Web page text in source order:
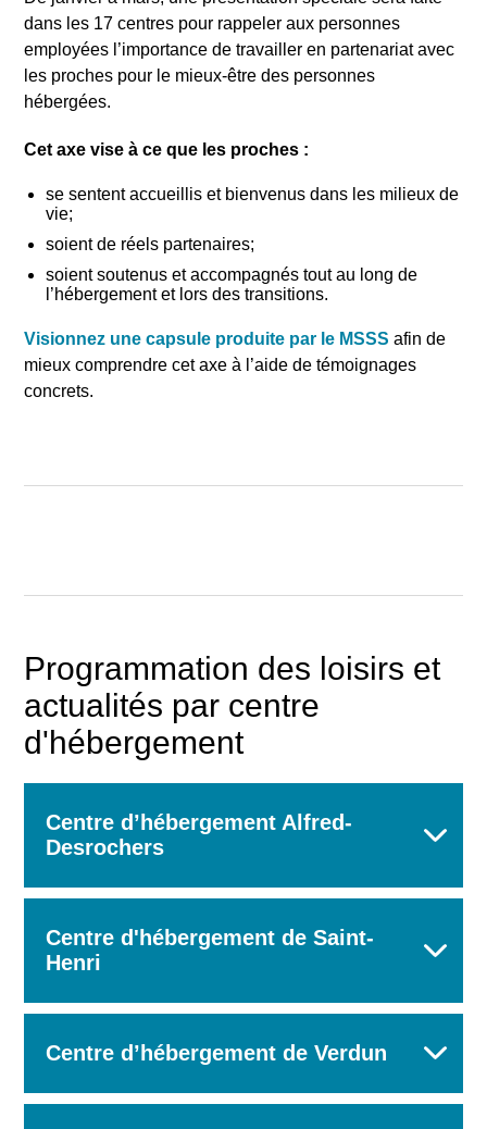
dans les 17 centres pour rappeler aux personnes
employées l’importance de travailler en partenariat avec
les proches pour le mieux-être des personnes
hébergées.
Cet axe vise à ce que les proches :
se sentent accueillis et bienvenus dans les milieux de
vie;
soient de réels partenaires;
soient soutenus et accompagnés tout au long de
l’hébergement et lors des transitions.
Visionnez une capsule produite par le MSSS afin de
mieux comprendre cet axe à l’aide de témoignages
concrets.
Programmation des loisirs et
actualités par centre
d'hébergement
Centre d’hébergement Alfred-
Desrochers
Centre d'hébergement de Saint-
Henri
Centre d’hébergement de Verdun